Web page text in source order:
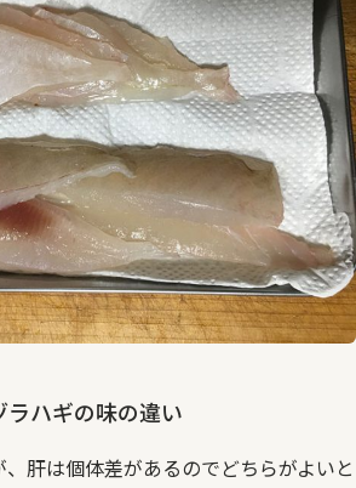
ラハギの味の違い
肝は個体差があるのでどちらがよいと